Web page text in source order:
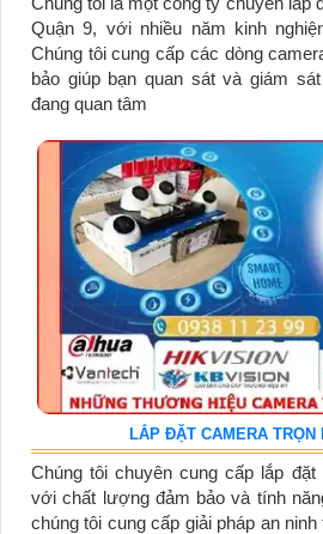
Quận 9, với nhiều năm kinh
Chúng tôi cung cấp các dòng
bảo giúp bạn quan sát và giám
đang quan tâm
LẮP ĐẶT CAMERA TRỌN
Chúng tôi chuyên cung cấp lắp
với chất lượng đảm bảo và tính
chúng tôi cung cấp giải pháp an